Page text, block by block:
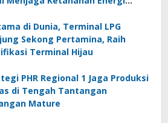
di Dunia, Terminal LPG
Sekong Pertamina, Raih
Terminal Hijau
PHR Regional 1 Jaga Produksi
di Tengah Tantangan
Mature